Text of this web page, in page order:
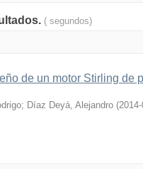
( segundos)
de un motor Stirling de
; Díaz Deyá, Alejandro (